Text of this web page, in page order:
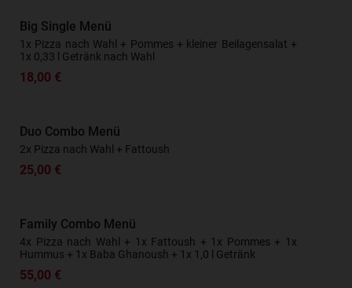
Big Single Menü
1x Pizza nach Wahl + Pommes + kleiner Beilagensalat +
1x 0,33 l Getränk nach Wahl
18,00 €
Duo Combo Menü
2x Pizza nach Wahl + Fattoush
25,00 €
Family Combo Menü
4x Pizza nach Wahl + 1x Fattoush + 1x Pommes + 1x
Hummus + 1x Baba Ghanoush + 1x 1,0 l Getränk
55,00 €